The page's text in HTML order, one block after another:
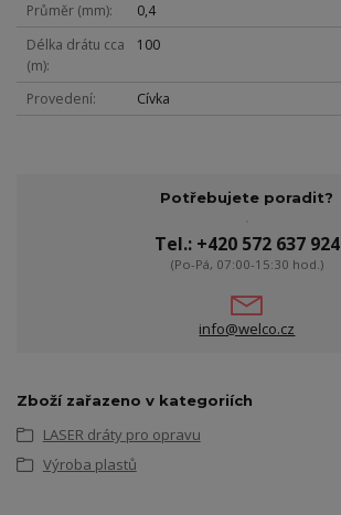
Průměr (mm)
0,4
Délka drátu cca
(m)
100
Provedení Cívka
Potřebujete poradit?
Tel.: +420 572 637 924
(Po-Pá, 07:00-15:30 hod.)
info@welco.cz
Zboží zařazeno v kategoriích
LASER dráty pro opravu
Výroba plastů